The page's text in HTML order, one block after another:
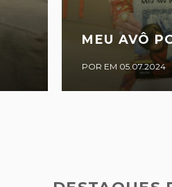
MEU AVÔ
POR EM 05.07.2024